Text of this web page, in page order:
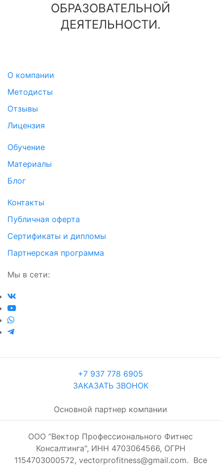
ОБРАЗОВАТЕЛЬНОЙ
ДЕЯТЕЛЬНОСТИ.
О компании
Методисты
Отзывы
Лицензия
Обучение
Материалы
Блог
Контакты
Публичная оферта
Сертификаты и дипломы
Партнерская программа
Мы в сети:
+7 937 778 6905
ЗАКАЗАТЬ ЗВОНОК
Основной партнер компании
ООО “Вектор Профессионального Фитнес
Консалтинга", ИНН 4703064566, ОГРН
1154703000572, vectorprofitness@gmail.com. Все